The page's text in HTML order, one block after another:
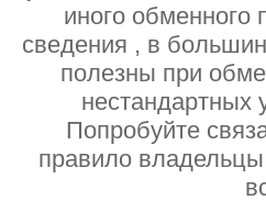
иного обменного
сведения , в
полезны при
нестандартных
Попробуйте
правило